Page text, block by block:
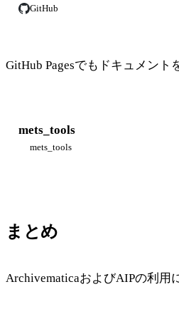
GitHub
GitHub Pagesでもドキュメント
mets_tools
mets_tools
まとめ
ArchivematicaおよびAIPの利用